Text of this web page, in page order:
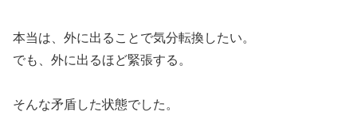
本当は、外に出ることで気分転換したい。
でも、外に出るほど緊張する。
そんな矛盾した状態でした。